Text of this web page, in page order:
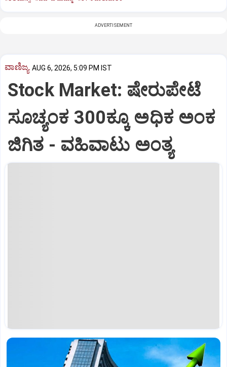
ADVERTISEMENT
ವಾಣಿಜ್ಯ AUG 6, 2026, 5:09 PM IST
Stock Market: ಷೇರುಪೇಟೆ
ಸೂಚ್ಯಂಕ 300ಕ್ಕೂ ಅಧಿಕ ಅಂಕ
ಜಿಗಿತ - ವಹಿವಾಟು ಅಂತ್ಯ